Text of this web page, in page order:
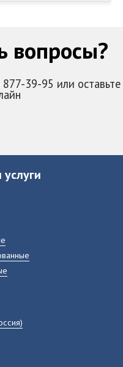
вопросы?
39-95 или оставьте